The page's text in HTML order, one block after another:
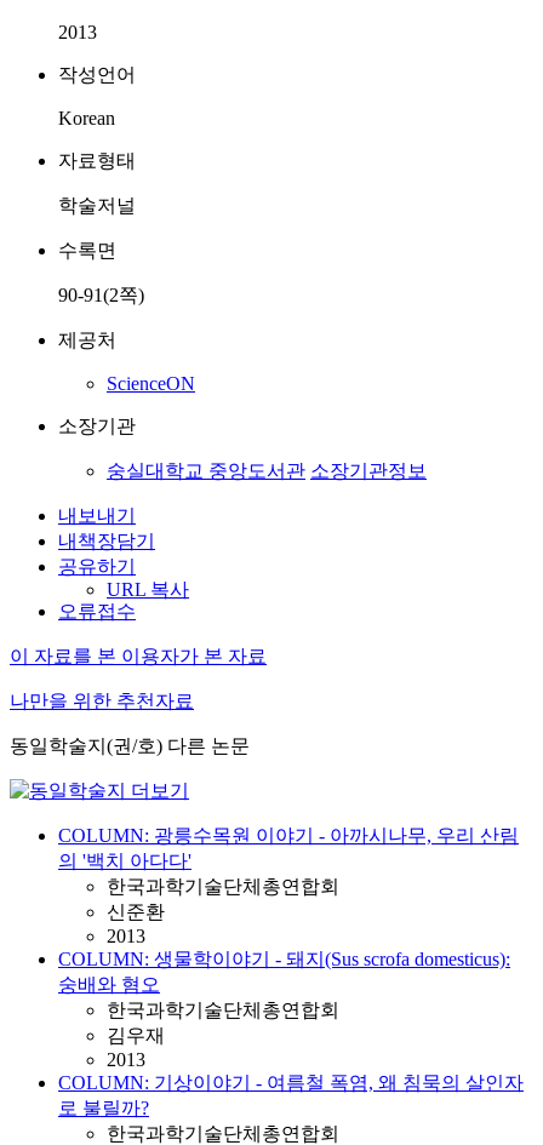
2013
작성언어
Korean
자료형태
학술저널
수록면
90-91(2쪽)
제공처
ScienceON
소장기관
숭실대학교 중앙도서관 소장기관정보
내보내기
내책장담기
공유하기
URL 복사
오류접수
이 자료를 본 이용자가 본 자료
나만을 위한 추천자료
동일학술지(권/호) 다른 논문
COLUMN: 광릉수목원 이야기 - 아까시나무, 우리 산림
의 '백치 아다다'
한국과학기술단체총연합회
신준환
2013
COLUMN: 생물학이야기 - 돼지(Sus scrofa domesticus):
숭배와 혐오
한국과학기술단체총연합회
김우재
2013
COLUMN: 기상이야기 - 여름철 폭염, 왜 침묵의 살인자
로 불릴까?
한국과학기술단체총연합회